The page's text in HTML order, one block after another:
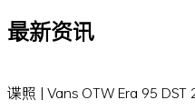
最新资讯
谍照 | Vans OTW Era 95 DST